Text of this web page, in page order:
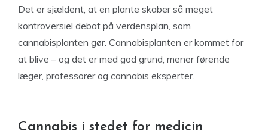
Det er sjældent, at en plante skaber så meget
kontroversiel debat på verdensplan, som
cannabisplanten gør. Cannabisplanten er kommet for
at blive – og det er med god grund, mener førende
læger, professorer og cannabis eksperter.
Cannabis i stedet for medicin